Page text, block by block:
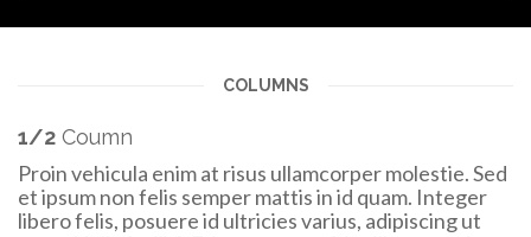
COLUMNS
1/2 Coumn
Proin vehicula enim at risus ullamcorper molestie. Sed
et ipsum non felis semper mattis in id quam. Integer
libero felis, posuere id ultricies varius, adipiscing ut